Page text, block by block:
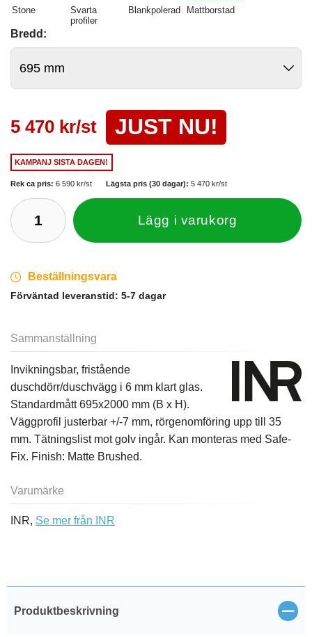
Stone
Svarta
profiler
Blankpolerad Mattborstad
Bredd:
5 470 kr/st JUST NU!
KAMPANJSISTA DAGEN!
Rek ca pris: 6 590 kr/st Lägsta pris (30 dagar): 5 470 kr/st
Lägg i varukorg
Beställningsvara
Förväntad leveranstid: 5-7 dagar
Sammanställning
Invikningsbar, fristående
duschdörr/duschvägg i 6 mm klart glas.
Standardmått 695x2000 mm (B x H).
Väggprofil justerbar +/-7 mm, rörgenomföring upp till 35
mm. Tätningslist mot golv ingår. Kan monteras med Safe-
Fix. Finish: Matte Brushed.
Varumärke
INR, Se mer från INR
Produktbeskrivning Stäng